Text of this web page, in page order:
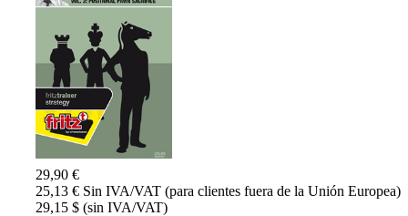
29,90 €
25,13 € Sin IVA/VAT (para clientes fuera de la Unión Europea)
29,15 $ (sin IVA/VAT)